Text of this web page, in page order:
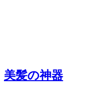
美髪の神器